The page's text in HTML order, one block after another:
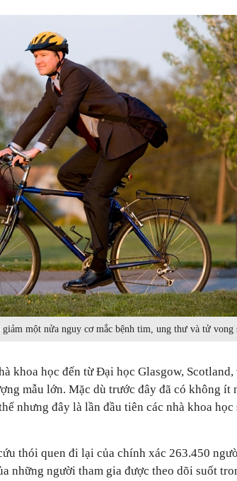
một nửa nguy cơ mắc bệnh tim, ung thư và tử vong
khoa học đến từ Đại học Glasgow, Scotland,
mẫu lớn. Mặc dù trước đây đã có không ít
nhưng đây là lần đầu tiên các nhà khoa học
thói quen đi lại của chính xác 263.450
những người tham gia được theo dõi suốt